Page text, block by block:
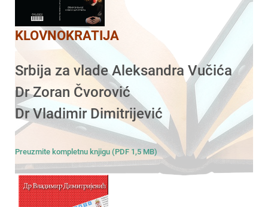
KLOVNOKRATIJA
Srbija za vlade Aleksandra Vučića
Dr Zoran Čvorović
Dr Vladimir Dimitrijević
Preuzmite kompletnu knjigu (PDF 1,5 MB)